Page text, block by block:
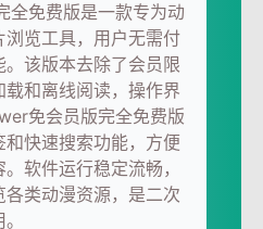
全免费版是一款专为动
览工具，用户无需付
该版本去除了会员限
和离线阅读，操作界
免会员版完全免费版
快速搜索功能，方便
软件运行稳定流畅，
类动漫资源，是二次